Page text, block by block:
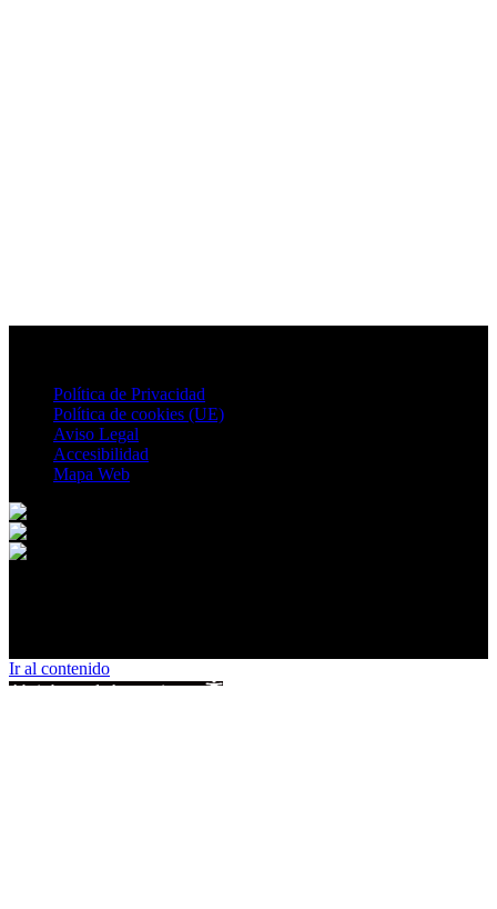
Política de Privacidad
Política de cookies (UE)
Aviso Legal
Accesibilidad
Mapa Web
Ir al contenido
Abrir barra de herramientas